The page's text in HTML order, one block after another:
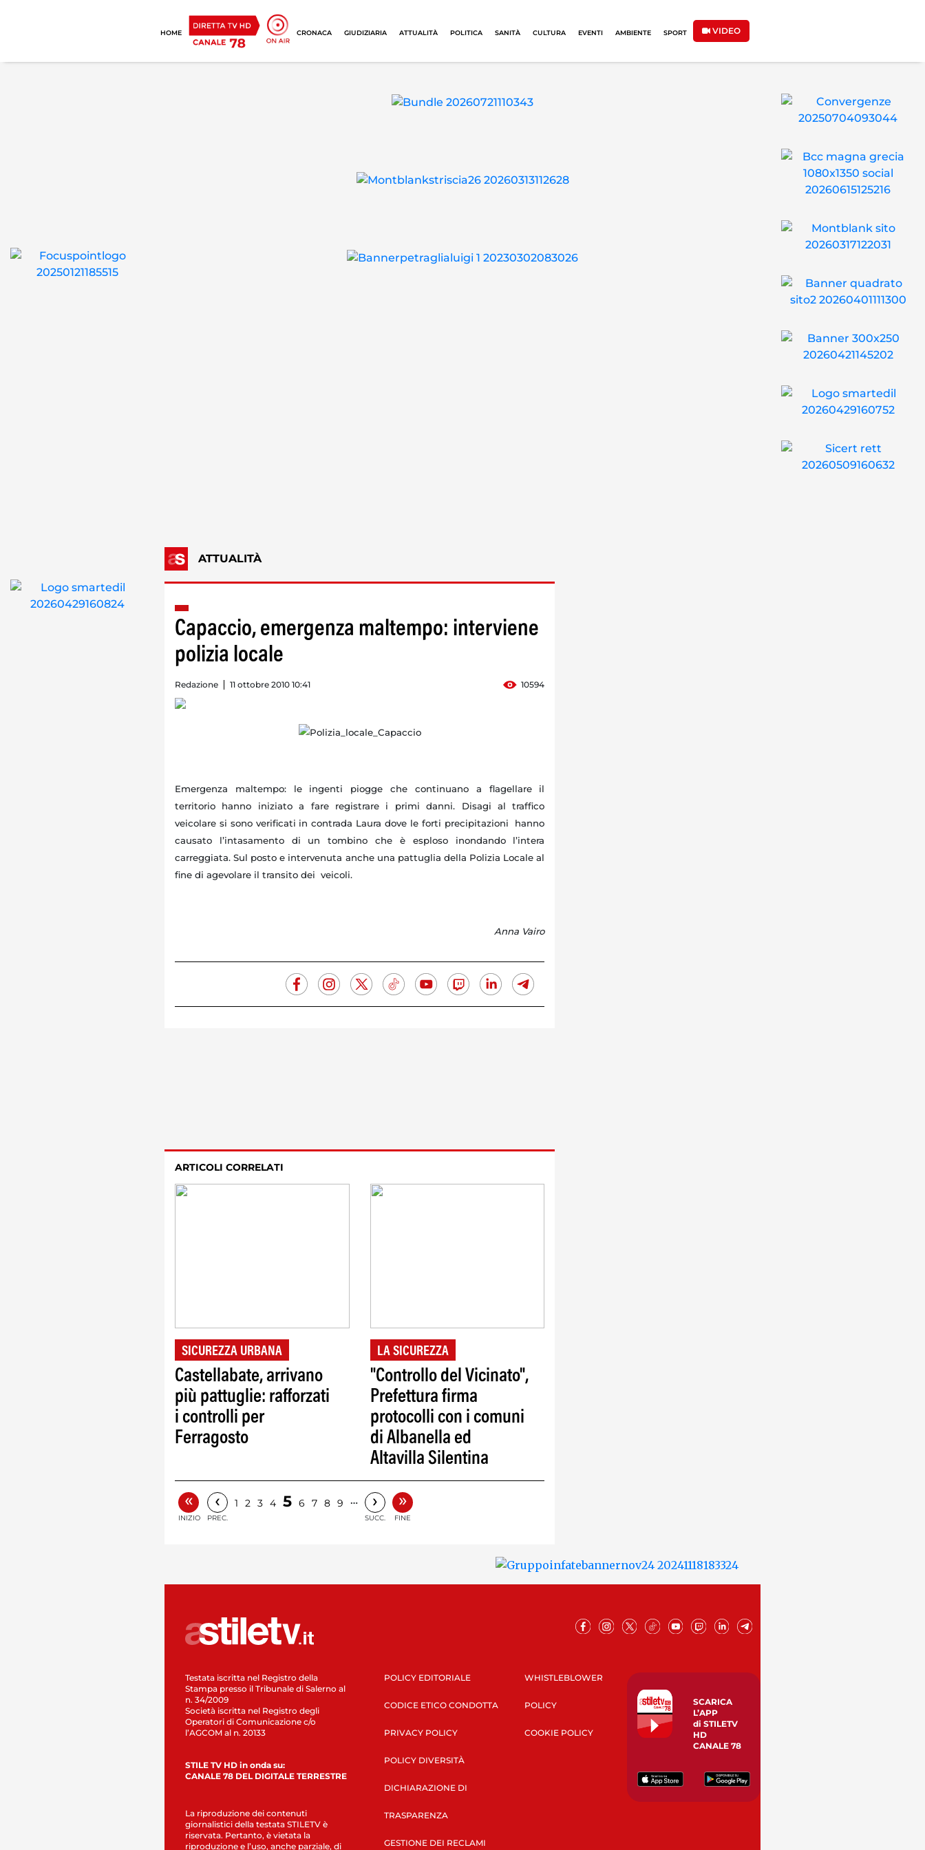
HOME CRONACA GIUDIZIARIA ATTUALITÀ POLITICA SANITÀ CULTURA EVENTI AMBIENTE SPORT VIDEO
ATTUALITÀ
Capaccio, emergenza maltempo: interviene
polizia locale
Redazione 11 ottobre 2010 10:41 10594
Emergenza maltempo: le ingenti piogge che continuano a flagellare il
territorio hanno iniziato a fare registrare i primi danni. Disagi al traffico
veicolare si sono verificati in contrada Laura dove le forti precipitazioni hanno
causato l’intasamento di un tombino che è esploso inondando l’intera
carreggiata. Sul posto e intervenuta anche una pattuglia della Polizia Locale al
fine di agevolare il transito dei veicoli.
Anna Vairo
ARTICOLI CORRELATI
SICUREZZA URBANA
Castellabate, arrivano
più pattuglie: rafforzati
i controlli per
Ferragosto
LA SICUREZZA
"Controllo del Vicinato",
Prefettura firma
protocolli con i comuni
di Albanella ed
Altavilla Silentina
«
INIZIO
‹
PREC.
1 2 3 4 5 6 7 8 9 … ›
SUCC.
»
FINE
Testata iscritta nel Registro della
Stampa presso il Tribunale di Salerno al
n. 34/2009
Società iscritta nel Registro degli
Operatori di Comunicazione c/o
l’AGCOM al n. 20133
STILE TV HD in onda su:
CANALE 78 DEL DIGITALE TERRESTRE
La riproduzione dei contenuti
giornalistici della testata STILETV è
riservata. Pertanto, è vietata la
riproduzione e l’uso, anche parziale, di
POLICY EDITORIALE
CODICE ETICO CONDOTTA
PRIVACY POLICY
POLICY DIVERSITÀ
DICHIARAZIONE DI
TRASPARENZA
GESTIONE DEI RECLAMI
WHISTLEBLOWER
POLICY
COOKIE POLICY
SCARICA
L’APP
di STILETV
HD
CANALE 78